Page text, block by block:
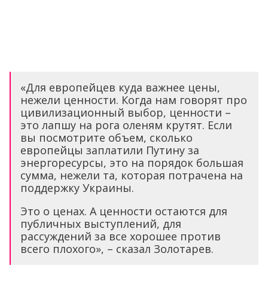
«Для европейцев куда важнее цены,
нежели ценности. Когда нам говорят про
цивилизационный выбор, ценности –
это лапшу на рога оленям крутят. Если
вы посмотрите объем, сколько
европейцы заплатили Путину за
энергоресурсы, это на порядок большая
сумма, нежели та, которая потрачена на
поддержку Украины.
Это о ценах. А ценности остаются для
публичных выступлений, для
рассуждений за все хорошее против
всего плохого», – сказал Золотарев.